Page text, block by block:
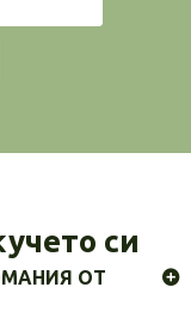
си
ОТ